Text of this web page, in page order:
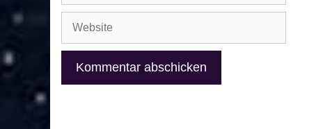
Adresse